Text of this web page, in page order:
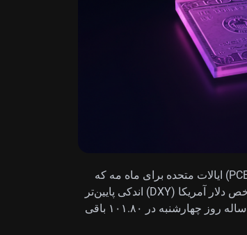
دلار آمریکا در آستانه انتشار شاخص قیمت «مخارج مصرف شخصی» (PCE) ایالات متحده برای ماه مه که
قرار است ساعت ۱۲:۳۰ به وقت گرینویچ منتشر شود، کم‌رمق بود. شاخص دلار آمریکا (DXY) اندکی پایین‌تر
و در حدود ۱۰۱.۵۲ قرار داشت، هرچند همچنان نزدیک به اوج بیش از یک‌ساله روز چهارشنبه در ۱۰۱.۸۰ باقی